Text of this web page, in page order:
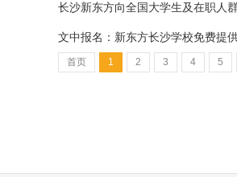
长沙新东方向全国大学生及在职人
文中报名：新东方长沙学校免费提
首页 1 2 3 4 5